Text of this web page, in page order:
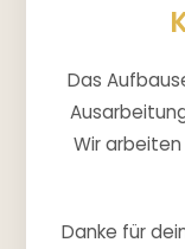
Das
Wir
Danke für